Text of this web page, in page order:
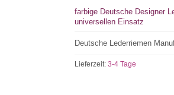
farbige Deutsche Designer
universellen Einsatz
Deutsche Lederriemen
Lieferzeit:3-4 Tage